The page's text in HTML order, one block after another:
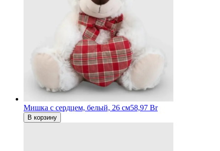
Мишка с сердцем, белый, 26 см58,97 Br
В корзину